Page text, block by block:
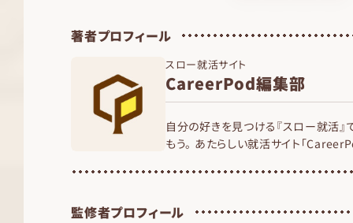
著者プロフィール
スロー就活サイト
CareerPod編集部
自分の好きを見つける『スロー就活』
もう。 あたらしい就活サイト「
監修者プロフィール